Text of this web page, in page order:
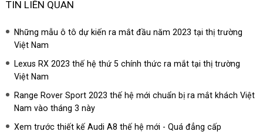
TIN LIÊN QUAN
Những mẫu ô tô dự kiến ra mắt đầu năm 2023 tại thị trường
Việt Nam
Lexus RX 2023 thế hệ thứ 5 chính thức ra mắt tại thị trường
Việt Nam
Range Rover Sport 2023 thế hệ mới chuẩn bị ra mắt khách Việt
Nam vào tháng 3 này
Xem trước thiết kế Audi A8 thế hệ mới - Quá đẳng cấp